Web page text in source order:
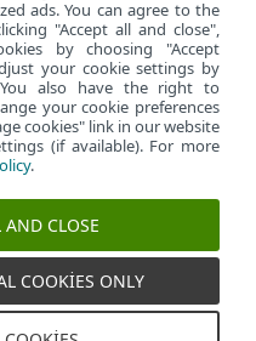
ads. You can agree to the
"Accept all and close",
by choosing "Accept
your cookie settings by
You also have the right to
your cookie preferences
cookies" link in our website
(if available). For more
.
AND CLOSE
COOKIES ONLY